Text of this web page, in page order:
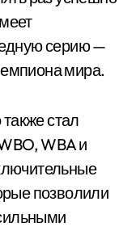
серию —
мира.
стал
WBA и
позволили